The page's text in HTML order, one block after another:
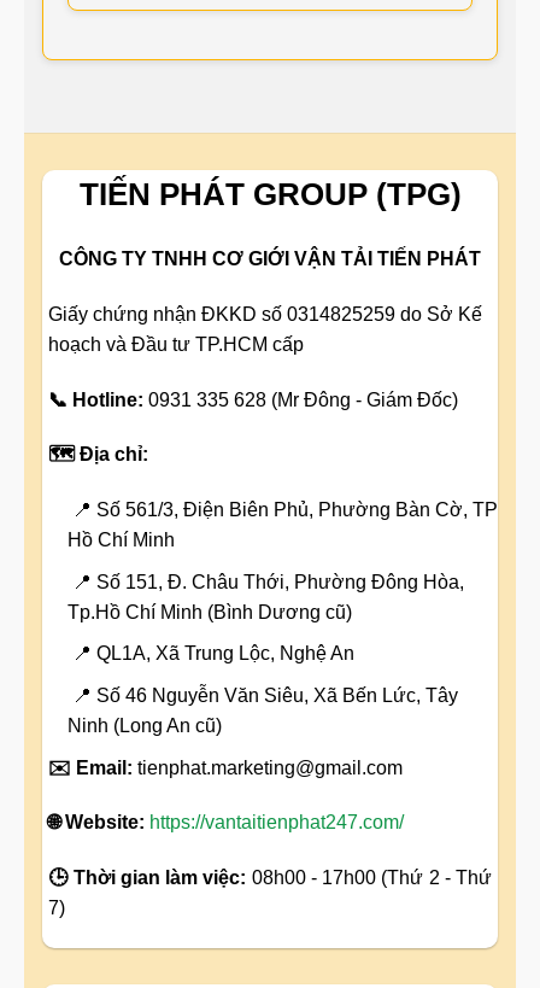
TIẾN PHÁT GROUP (TPG)
CÔNG TY TNHH CƠ GIỚI VẬN TẢI TIẾN PHÁT
Giấy chứng nhận ĐKKD số 0314825259 do Sở Kế
hoạch và Đầu tư TP.HCM cấp
📞 Hotline: 0931 335 628 (Mr Đông - Giám Đốc)
🗺️ Địa chỉ:
📍 Số 561/3, Điện Biên Phủ, Phường Bàn Cờ, TP
Hồ Chí Minh
📍 Số 151, Đ. Châu Thới, Phường Đông Hòa,
Tp.Hồ Chí Minh (Bình Dương cũ)
📍 QL1A, Xã Trung Lộc, Nghệ An
📍 Số 46 Nguyễn Văn Siêu, Xã Bến Lức, Tây
Ninh (Long An cũ)
✉️ Email: tienphat.marketing@gmail.com
🌐 Website: https://vantaitienphat247.com/
🕒 Thời gian làm việc: 08h00 - 17h00 (Thứ 2 - Thứ
7)